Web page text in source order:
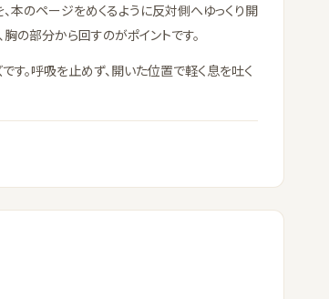
本のページをめくるように反対側へゆっくり開
の部分から回すのがポイントです。
。呼吸を止めず、開いた位置で軽く息を吐く